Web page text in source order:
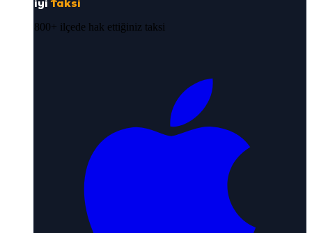
iyi Taksi
800+ ilçede hak ettiğiniz taksi